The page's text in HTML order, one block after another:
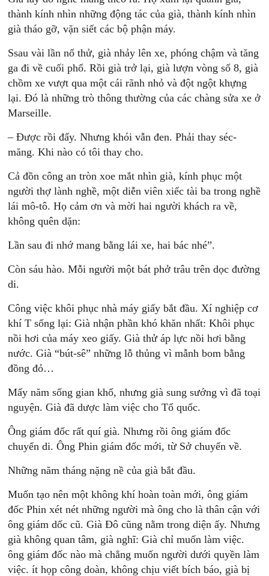
thành kính nhìn những động tác của già, thành kính nhìn
già tháo gỡ, vặn siết các bộ phận máy.
Ssau vài lần nổ thử, già nhảy lên xe, phóng chậm và tăng
ga đi về cuối phố. Rồi già trở lại, già lượn vòng số 8, già
chồm xe vượt qua một cái rãnh nhỏ và đột ngột khựng
lại. Đó là những trò thông thường của các chàng sửa xe ở
Marseille.
– Được rồi đấy. Nhưng khói vẫn đen. Phải thay séc-
măng. Khi nào có tôi thay cho.
Cả đồn công an tròn xoe mắt nhìn già, kính phục một
người thợ lành nghề, một diễn viên xiếc tài ba trong nghề
lái mô-tô. Họ cảm ơn và mời hai người khách ra về,
không quên dặn:
Lần sau đi nhớ mang bằng lái xe, hai bác nhé”.
Còn sáu hào. Mỗi người một bát phở trâu trên dọc đường
di.
Công việc khôi phục nhà máy giấy bắt đầu. Xí nghiệp cơ
khí T sống lại: Già nhận phần khó khăn nhất: Khôi phục
nồi hơi của máy xeo giấy. Già thử áp lực nồi hơi bằng
nước. Già “bút-sê” những lỗ thủng vì mẫnh bom bằng
đồng đỏ…
Mấy năm sống gian khổ, nhưng già sung sướng vì đã toại
nguyện. Già đã dược làm việc cho Tổ quốc.
Ông giám đốc rất quí già. Nhưng rồi ông giám đốc
chuyển di. Ông Phin giám đốc mới, từ Sở chuyển về.
Những năm tháng nặng nề của già bắt đầu.
Muốn tạo nên một không khí hoàn toàn mới, ông giám
đốc Phin xét nét những người mà ông cho là thân cận với
ông giám dốc cũ. Già Đô cũng nằm trong diện ấy. Nhưng
già không quan tâm, già nghĩ: Già chỉ muốn làm việc.
ông giám đốc nào mà chẳng muốn người dưới quyền làm
việc. ít họp công doàn, không chịu viết bích báo, già bị